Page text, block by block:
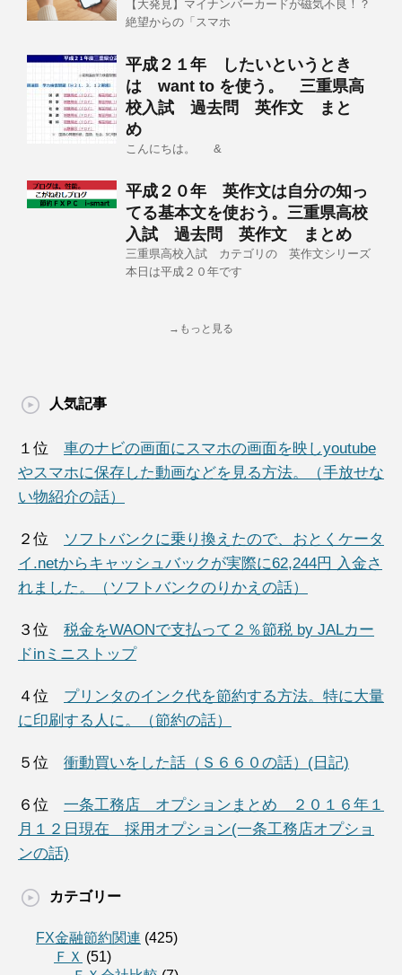
【大発見】マイナンバーカードが磁気不良！？
絶望からの「スマホ
平成２１年 したいというとき
は want to を使う。 三重県高
校入試 過去問 英作文 まと
め
こんにちは。 &
平成２０年 英作文は自分の知っ
てる基本文を使おう。三重県高校
入試 過去問 英作文 まとめ
三重県高校入試 カテゴリの 英作文シリーズ
本日は平成２０年です
→もっと見る
人気記事
１位 車のナビの画面にスマホの画面を映しyoutube
やスマホに保存した動画などを見る方法。（手放せな
い物紹介の話）
２位
ソフトバンクに乗り換えたので、おとくケータ
イ.netからキャッシュバックが実際に62,244円 入金さ
れました。（ソフトバンクのりかえの話）
３位 税金をWAONで支払って２％節税 by JALカー
ドinミニストップ
４位 プリンタのインク代を節約する方法。特に大量
に印刷する人に。（節約の話）
５位 衝動買いをした話（Ｓ６６０の話）(日記)
６位 一条工務店 オプションまとめ ２０１６年１
月１２日現在 採用オプション(一条工務店オプショ
ンの話)
カテゴリー
FX金融節約関連 (425)
ＦＸ (51)